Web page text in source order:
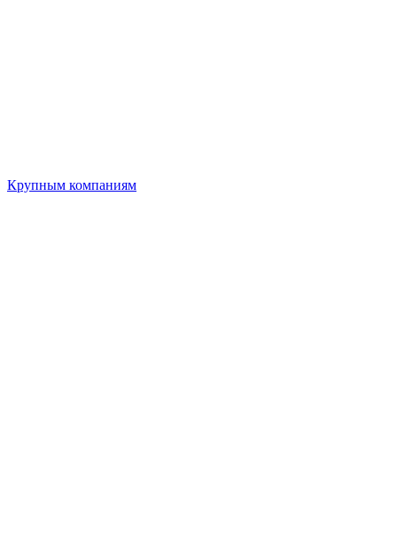
Крупным компаниям